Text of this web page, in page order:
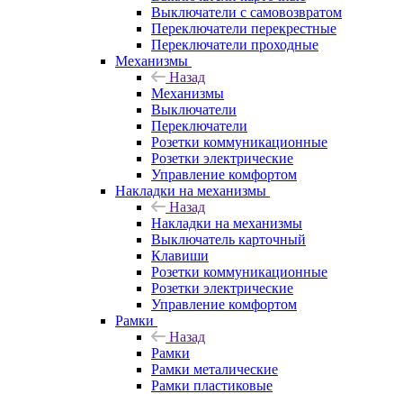
Выключатели с самовозвратом
Переключатели перекрестные
Переключатели проходные
Механизмы
Назад
Механизмы
Выключатели
Переключатели
Розетки коммуникационные
Розетки электрические
Управление комфортом
Накладки на механизмы
Назад
Накладки на механизмы
Выключатель карточный
Клавиши
Розетки коммуникационные
Розетки электрические
Управление комфортом
Рамки
Назад
Рамки
Рамки металические
Рамки пластиковые